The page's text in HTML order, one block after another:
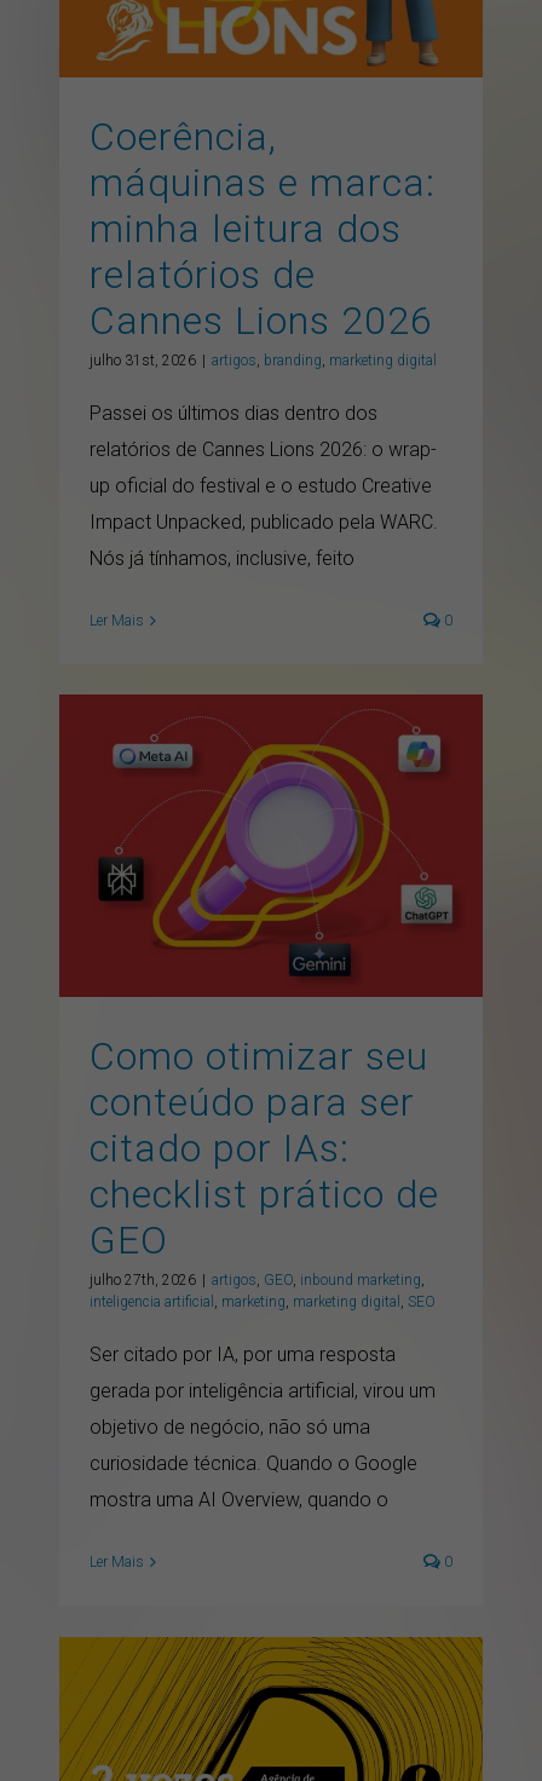
artigos branding marketing digital
Coerência,
máquinas e marca:
minha leitura dos
relatórios de
Cannes Lions 2026
julho 31st, 2026 artigos, branding, marketing digital
Passei os últimos dias dentro dos
relatórios de Cannes Lions 2026: o wrap-
up oficial do festival e o estudo Creative
Impact Unpacked, publicado pela WARC.
Nós já tínhamos, inclusive, feito
Ler Mais 0
Como otimizar seu
conteúdo para ser citado
por IAs: checklist prático
de GEO
GEO inbound marketing
inteligencia artificial
marketing marketing digital
Como otimizar seu
conteúdo para ser
citado por IAs:
checklist prático de
GEO
julho 27th, 2026 artigos, GEO, inbound marketing,
inteligencia artificial , marketing, marketing digital ,SEO
Ser citado por IA, por uma resposta
gerada por inteligência artificial, virou um
objetivo de negócio, não só uma
curiosidade técnica. Quando o Google
mostra uma AI Overview, quando o
Ler Mais 0
Agência de Design do Ano
pela segunda vez: o que o